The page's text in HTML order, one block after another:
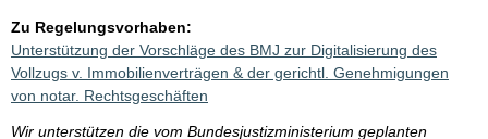
Zu Regelungsvorhaben:
Unterstützung der Vorschläge des BMJ zur Digitalisierung des
Vollzugs v. Immobilienverträgen & der gerichtl. Genehmigungen
von notar. Rechtsgeschäften
Wir unterstützen die vom Bundesjustizministerium geplanten